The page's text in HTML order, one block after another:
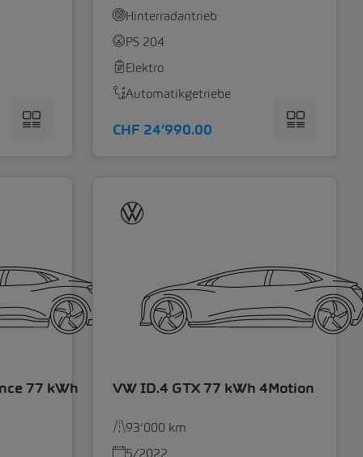
Hinterradantrieb
PS 204
Elektro
Automatikgetriebe
CHF 24’990.00
77 kWh VW ID.4 GTX 77 kWh 4Motion
93’000 km
5/2022